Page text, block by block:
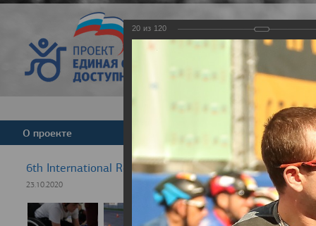
Версия для
О проекте
6th International Rezept-Sport Wheelchair Half
23.10.2020
20 из 120